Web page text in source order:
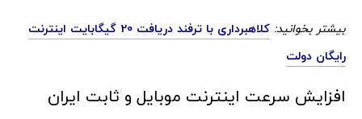
بیشتر بخوانید:
کلاهبرداری با ترفند دریافت 20 گیگابایت اینترنت
رایگان دولت
افزایش سرعت اینترنت موبایل و ثابت ایران